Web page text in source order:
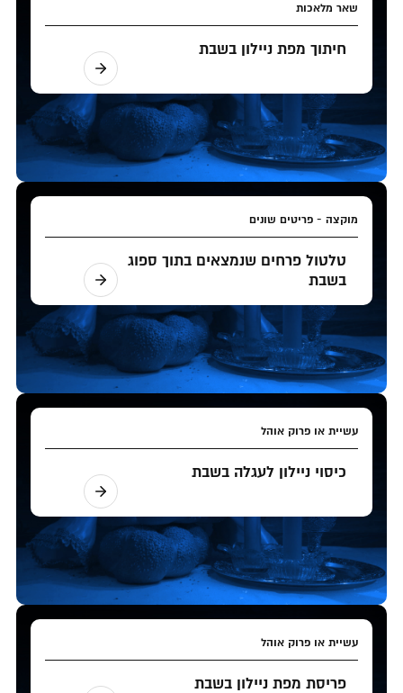
שאר מלאכות
חיתוך מפת ניילון בשבת
מוקצה - פריטים שונים
טלטול פרחים שנמצאים בתוך ספוג
בשבת
עשיית או פרוק אוהל
כיסוי ניילון לעגלה בשבת
עשיית או פרוק אוהל
פריסת מפת ניילון בשבת